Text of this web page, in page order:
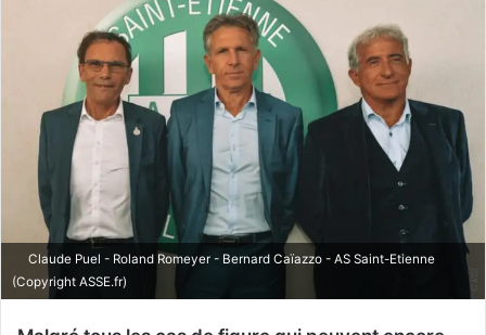
Claude Puel - Roland Romeyer - Bernard Caïazzo - AS Saint-Etienne
(Copyright ASSE.fr)